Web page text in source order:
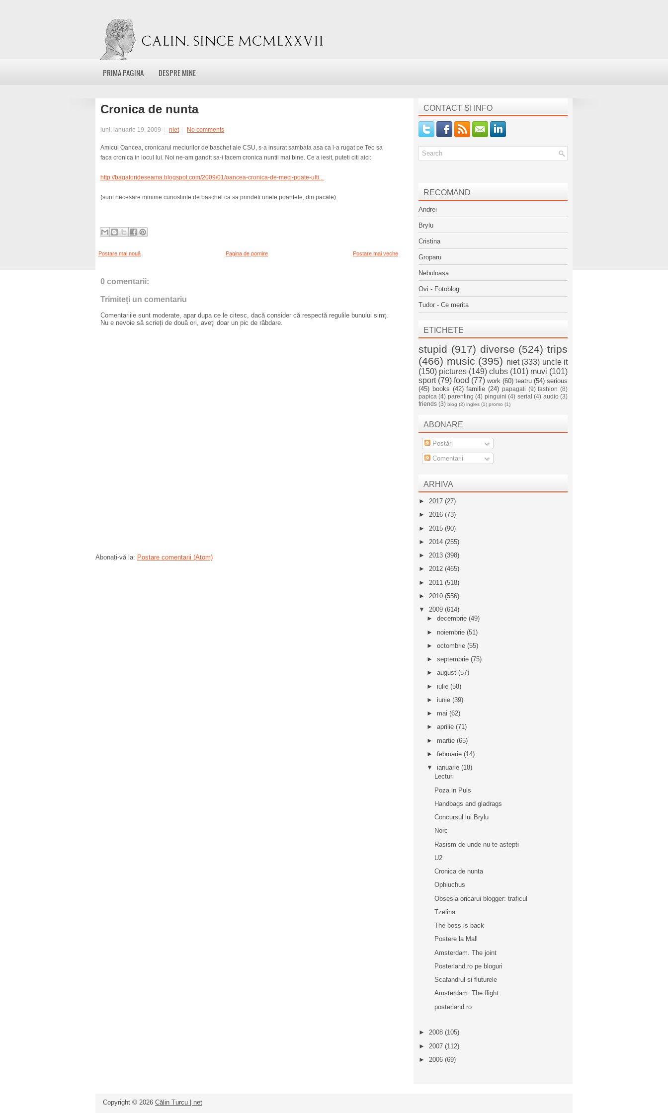
PRIMA PAGINA DESPRE MINE
Cronica de nunta
luni, ianuarie 19, 2009 niet No comments
Amicul Oancea, cronicarul meciurilor de baschet ale CSU, s-a insurat sambata asa ca l-a rugat pe Teo sa
faca cronica in locul lui. Noi ne-am gandit sa-i facem cronica nuntii mai bine. Ce a iesit, puteti citi aici:
http://bagatorideseama.blogspot.com/2009/01/oancea-cronica-de-meci-poate-ulti...
(sunt necesare minime cunostinte de baschet ca sa prindeti unele poantele, din pacate)
Postare mai nouă Postare mai veche
Pagina de pornire
0 comentarii:
Trimiteți un comentariu
Comentariile sunt moderate, apar dupa ce le citesc, dacă consider că respectă regulile bunului simț.
Nu e nevoie să scrieți de două ori, aveți doar un pic de răbdare.
Abonați-vă la: Postare comentarii (Atom)
CONTACT ȘI INFO
RECOMAND
Andrei
Brylu
Cristina
Groparu
Nebuloasa
Ovi - Fotoblog
Tudor - Ce merita
ETICHETE
stupid (917) diverse (524) trips
(466) music (395) niet (333) uncle it
(150) pictures (149) clubs (101) muvi (101)
sport (79) food (77) work (60) teatru (54) serious
(45) books (42) familie (24) papagali (9) fashion (8)
papica (4) parenting (4) pinguini (4) serial (4) audio (3)
friends (3) blog (2) ingles (1) promo (1)
ABONARE
Postări
Comentarii
ARHIVA
► 2017 (27)
► 2016 (73)
► 2015 (90)
► 2014 (255)
► 2013 (398)
► 2012 (465)
► 2011 (518)
► 2010 (556)
▼ 2009 (614)
► decembrie (49)
► noiembrie (51)
► octombrie (55)
► septembrie (75)
► august (57)
► iulie (58)
► iunie (39)
► mai (62)
► aprilie (71)
► martie (65)
► februarie (14)
▼ ianuarie (18)
Lecturi
Poza in Puls
Handbags and gladrags
Concursul lui Brylu
Norc
Rasism de unde nu te astepti
U2
Cronica de nunta
Ophiuchus
Obsesia oricarui blogger: traficul
Tzelina
The boss is back
Postere la Mall
Amsterdam. The joint
Posterland.ro pe bloguri
Scafandrul si fluturele
Amsterdam. The flight.
posterland.ro
► 2008 (105)
► 2007 (112)
► 2006 (69)
Copyright © 2026 Călin Turcu | net